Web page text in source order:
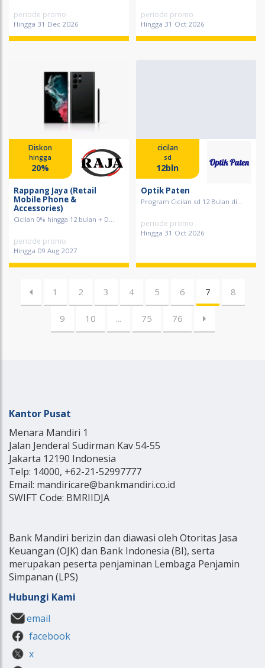
periode promo
Hingga 31 Dec 2026
periode promo
Hingga 31 Oct 2026
Diskon
hingga
20%
Rappang Jaya (Retail
Mobile Phone &
Accessories)
Cicilan 0% hingga 12 bulan + D...
periode promo
Hingga 09 Aug 2027
cicilan
sd
12bln
Optik Paten
Program Cicilan sd 12 Bulan di...
periode promo
Hingga 31 Oct 2026
1 2 3 4 5 6 7 8
9 10 ... 75 76
Kantor Pusat
Menara Mandiri 1
Jalan Jenderal Sudirman Kav 54-55
Jakarta 12190 Indonesia
Telp: 14000, +62-21-52997777
Email: mandiricare@bankmandiri.co.id
SWIFT Code: BMRIIDJA
Bank Mandiri berizin dan diawasi oleh Otoritas Jasa
Keuangan (OJK) dan Bank Indonesia (BI), serta
merupakan peserta penjaminan Lembaga Penjamin
Simpanan (LPS)
Hubungi Kami
email
facebook
x